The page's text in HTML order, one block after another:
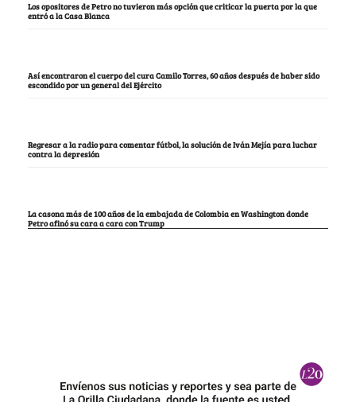
Los opositores de Petro no tuvieron más opción que criticar la puerta por la que
entró a la Casa Blanca
Así encontraron el cuerpo del cura Camilo Torres, 60 años después de haber sido
escondido por un general del Ejército
Regresar a la radio para comentar fútbol, la solución de Iván Mejía para luchar
contra la depresión
La casona más de 100 años de la embajada de Colombia en Washington donde
Petro afinó su cara a cara con Trump